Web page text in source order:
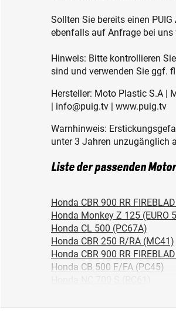
Sollten Sie bereits einen
ebenfalls auf Anfrage bei uns
Hinweis: Bitte kontrollieren
sind und verwenden Sie ggf.
Hersteller: Moto Plastic S.A |
| info@puig.tv | www.puig.tv
Warnhinweis:
unter 3 Jahren unzugänglich
Liste der passenden
Honda CBR 900 RR
Honda Monkey Z 125 (EURO
Honda CL 500 (PC67A)
Honda CBR 250 R/RA (MC41)
Honda CBR 900 RR
Honda CB 500 F/FA (PC45)
Honda CB 500 X / XA (PC46)